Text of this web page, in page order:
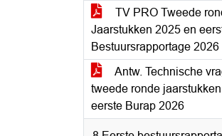
TV PRO Tweede
Jaarstukken 2025 en
Bestuursrapportage 2026
Antw. Technische
tweede ronde
eerste Burap 2026